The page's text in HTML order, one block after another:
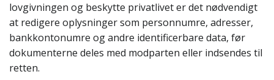
lovgivningen og beskytte privatlivet er det nødvendigt
at redigere oplysninger som personnumre, adresser,
bankkontonumre og andre identificerbare data, før
dokumenterne deles med modparten eller indsendes til
retten.